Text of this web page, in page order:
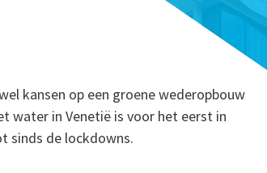
kansen op een groene wederopbouw
water in Venetië is voor het eerst in
sinds de lockdowns.